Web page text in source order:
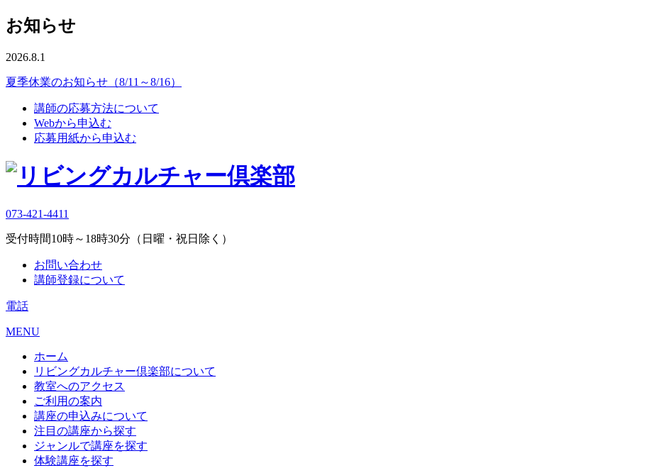
お知らせ
2026.8.1
夏季休業のお知らせ（8/11～8/16）
講師の応募方法について
Webから申込む
応募用紙から申込む
073-421-4411
受付時間10時～18時30分（日曜・祝日除く）
お問い合わせ
講師登録について
電話
MENU
ホーム
リビングカルチャー倶楽部について
教室へのアクセス
ご利用の案内
講座の申込みについて
注目の講座から探す
ジャンルで講座を探す
体験講座を探す